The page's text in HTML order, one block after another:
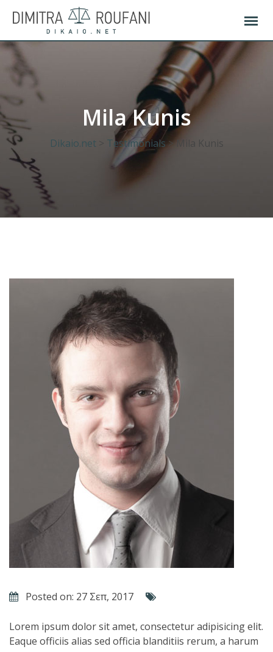
Mila Kunis
Dikaio.net> Testimonials>Mila Kunis
Posted on: 27 Σεπ, 2017
Lorem ipsum dolor sit amet, consectetur adipisicing elit.
Eaque officiis alias sed officia blanditiis rerum, a harum